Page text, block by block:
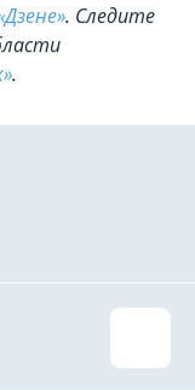
. Cледите
.